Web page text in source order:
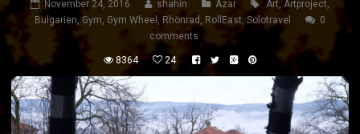
November 24, 2016 shahin Azar Art, Artproject,
Bulgarien, Gym, Gym Wheel , Rhönrad , RollEast, Solotravel
0
comments
8364 24